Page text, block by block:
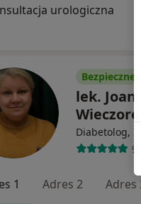
urologiczna
Bezpieczne
lek.
Wieczorek
Diabetolog,
9
1 Adres 2 Adres